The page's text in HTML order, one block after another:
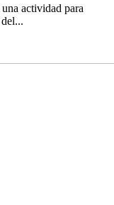
actividad para